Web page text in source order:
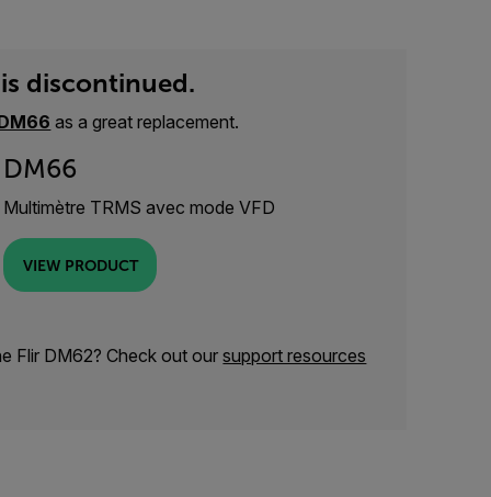
discontinued.
as a great replacement.
DM66
Multimètre TRMS avec mode VFD
VIEW PRODUCT
Flir DM62? Check out oursupport resources